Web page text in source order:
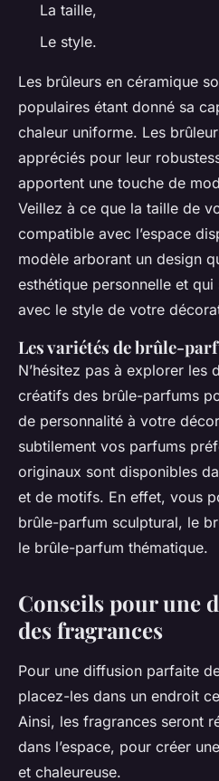
La taille,
Le style.
Les brûleurs en céramique
populaires étant donné sa
chaleur uniforme. Les
appréciés pour leur
apportent une touche de
Veillez à ce que la taille de
compatible avec l’espace
modèle arborant un design
esthétique personnelle et
avec le style de votre
Les variétés de brûle-
N’hésitez pas à explorer les
créatifs des brûle-parfums
de personnalité à votre
subtilement vos parfums
originaux sont disponibles
et de motifs. En effet, vous
brûle-parfum sculptural, le
le brûle-parfum thématique.
Conseils pour une
des fragrances
Pour une diffusion parfaite
placez-les dans un endroit
Ainsi, les fragrances seront
dans l’espace, pour créer
et chaleureuse.